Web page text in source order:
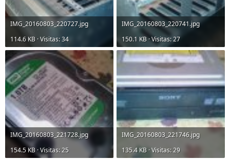
IMG_20160803_220727.jpg
114.6 KB · Visitas: 34
IMG_20160803_220741.jpg
150.1 KB · Visitas: 27
IMG_20160803_221728.jpg
154.5 KB · Visitas: 25
IMG_20160803_221746.jpg
135.4 KB · Visitas: 29